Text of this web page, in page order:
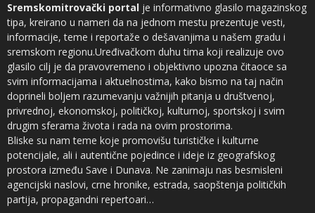
Sremskomitrovački portal je informativno glasilo magazinskog
tipa, kreirano u nameri da na jednom mestu prezentuje vesti,
informacije, teme i reportaže o dešavanjima u našem gradu i
sremskom regionu.Uređivačkom duhu tima koji realizuje ovo
glasilo cilj je da pravovremeno i objektivno upozna čitaoce sa
svim informacijama i aktuelnostima, kako bismo na taj način
doprineli boljem razumevanju važnijih pitanja u društvenoj,
privrednoj, ekonomskoj, političkoj, kulturnoj, sportskoj i svim
drugim sferama života i rada na ovim prostorima.
Bliske su nam teme koje promovišu turističke i kulturne
potencijale, ali i autentične pojedince i ideje iz geografskog
prostora između Save i Dunava. Ne zanimaju nas besmisleni
agencijski naslovi, crne hronike, estrada, saopštenja političkih
partija, propagandni repertoari…